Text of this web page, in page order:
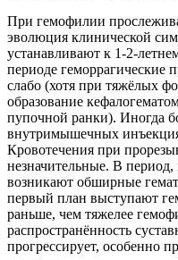
При гемофилии
эволюция клинической
устанавливают к 1-2-
периоде
слабо (хотя при тяжёлых
образование
пупочной ранки). Иногда
внутримышечных
Кровотечения при
незначительные. В период,
возникают обширные
первый план выступают
раньше, чем тяжелее
распространённость
прогрессирует, особенно